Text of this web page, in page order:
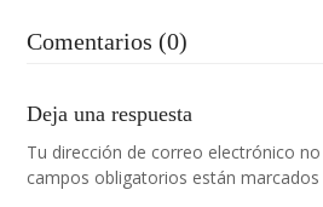
Comentarios (0)
Deja una respuesta
Tu dirección de correo electrónico no
campos obligatorios están